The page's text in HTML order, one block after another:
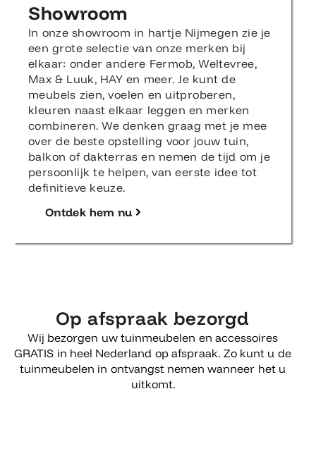
Showroom
In onze showroom in hartje Nijmegen zie je
een grote selectie van onze merken bij
elkaar: onder andere Fermob, Weltevree,
Max & Luuk, HAY en meer. Je kunt de
meubels zien, voelen en uitproberen,
kleuren naast elkaar leggen en merken
combineren. We denken graag met je mee
over de beste opstelling voor jouw tuin,
balkon of dakterras en nemen de tijd om je
persoonlijk te helpen, van eerste idee tot
definitieve keuze.
Ontdek hem nu
Op afspraak bezorgd
Wij bezorgen uw tuinmeubelen en accessoires
GRATIS in heel Nederland op afspraak. Zo kunt u de
tuinmeubelen in ontvangst nemen wanneer het u
uitkomt.